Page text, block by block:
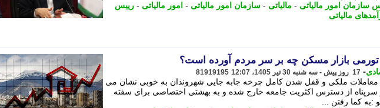
سازمان امور مالیاتی - مالیاتی - سازمان امور مالیاتی - امور مالیاتی - رییس
مالیاتی
تورمی بازار مسکن چه بر سر مردم آورده است؟
- 17 روز پیش - سه شنبه 30 تیر 1405، 12:07 81919195
معاملات ملکی و قفل شدن کامل چرخه جابه جایی شهروندان به خوبی نشان می
سرپناه از دسترس اکثریت جامعه خارج شده و به بهشتی اختصاصی برای سفته
:به کما رفتن ...